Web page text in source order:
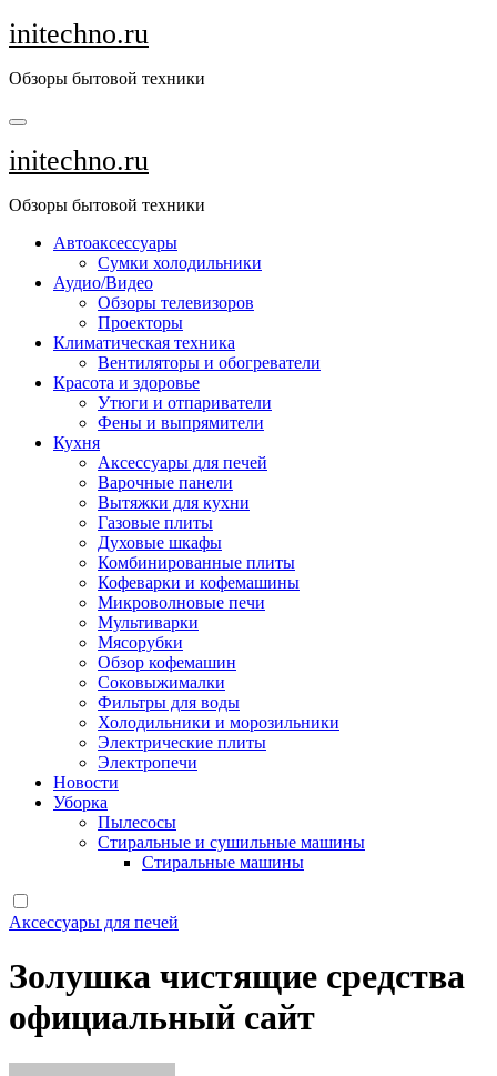
Перейти
к
initechno.ru
Обзоры бытовой техники
initechno.ru
Обзоры бытовой техники
Автоаксессуары
Сумки холодильники
Аудио/Видео
Обзоры телевизоров
Проекторы
Климатическая техника
Вентиляторы и обогреватели
Красота и здоровье
Утюги и отпариватели
Фены и выпрямители
Кухня
Аксессуары для печей
Варочные панели
Вытяжки для кухни
Газовые плиты
Духовые шкафы
Комбинированные плиты
Кофеварки и кофемашины
Микроволновые печи
Мультиварки
Мясорубки
Обзор кофемашин
Соковыжималки
Фильтры для воды
Холодильники и морозильники
Электрические плиты
Электропечи
Новости
Уборка
Пылесосы
Стиральные и сушильные машины
Стиральные машины
Аксессуары для печей
Золушка чистящие средства
официальный сайт